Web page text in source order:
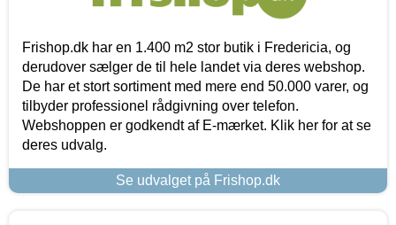
Frishop.dk har en 1.400 m2 stor butik i Fredericia, og
derudover sælger de til hele landet via deres webshop.
De har et stort sortiment med mere end 50.000 varer, og
tilbyder professionel rådgivning over telefon.
Webshoppen er godkendt af E-mærket. Klik her for at se
deres udvalg.
Se udvalget på Frishop.dk